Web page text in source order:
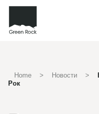
Home > Новости >
Рок